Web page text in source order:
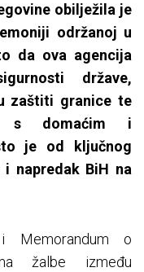
obilježila je
održanoj u
da ova agencija
države,
zaštiti granice te
s domaćim i
je od ključnog
napredak BiH na
Memorandum o
žalbe između